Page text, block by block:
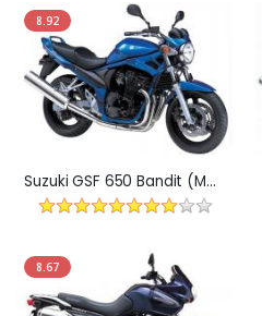
8.92
Suzuki GSF 650 Bandit (Model 2005-2006)
8.67